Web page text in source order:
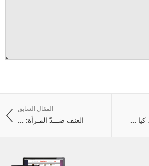
المقال السابق
العنف ضـــدّ المـرأة: ...